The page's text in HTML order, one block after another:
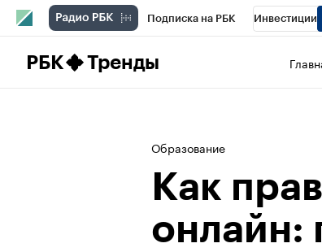
Подписка на РБК Инвестиции
РБК Тренды
Образование
Как
онлайн: